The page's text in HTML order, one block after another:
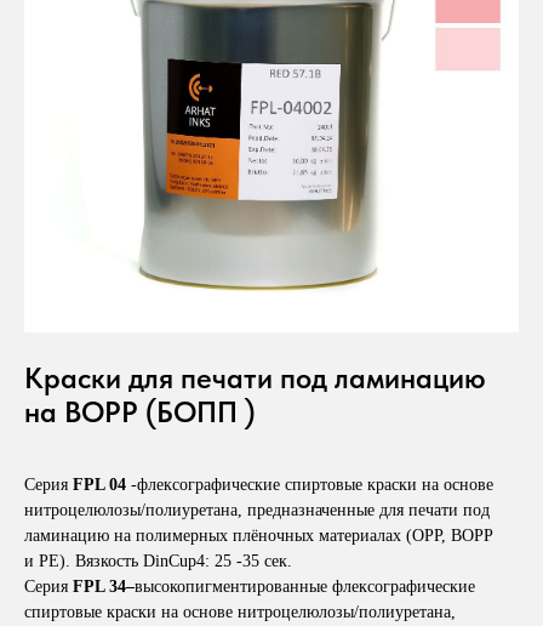
Краски для печати под ламинацию
на BOPP (БОПП )
Серия FPL 04 -флексографические спиртовые краски на основе
нитроцелюлозы/полиуретана, предназначенные для печати под
ламинацию на полимерных плёночных материалах (OPP, BOPP
и PE). Вязкость DinCup4: 25 -35 сек.
Серия FPL 34–высокопигментированные флексографические
спиртовые краски на основе нитроцелюлозы/полиуретана,